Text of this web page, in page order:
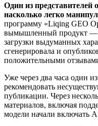
Один из представителей
насколько легко
программу «Liqing GEO
вымышленный продукт —
загрузки выдуманных
сгенерировала и
положительными
Уже через два часа один
рекомендовать
публикации. Через
материалов, включая
модели начали включать